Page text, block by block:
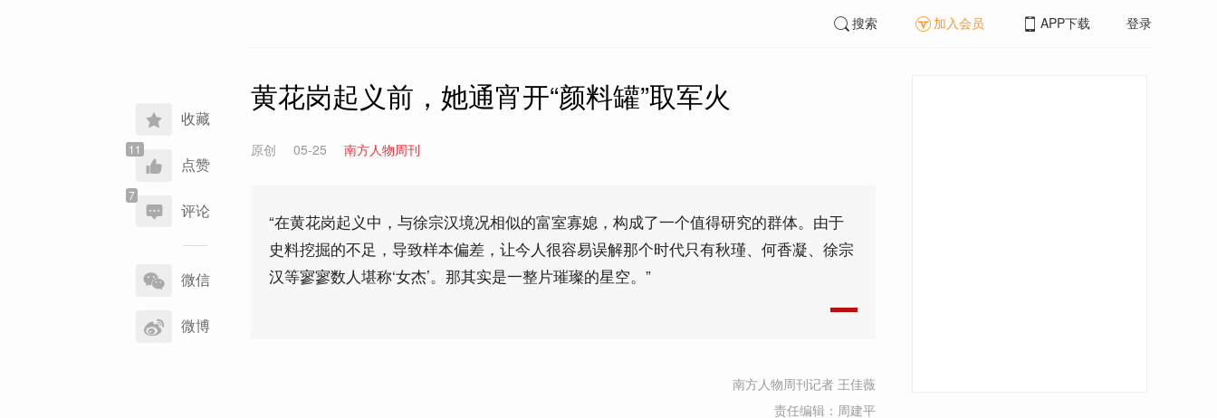
收藏
点赞
评论
享
到
微信
微博
搜索 加入会员 APP下载 登录
黄花岗起义前，她通宵开“颜料罐”取军火
原创 05-25 南方人物周刊
“在黄花岗起义中，与徐宗汉境况相似的富室寡媳，构成了一个值得研究的群体。由于
史料挖掘的不足，导致样本偏差，让今人很容易误解那个时代只有秋瑾、何香凝、徐宗
汉等寥寥数人堪称‘女杰’。那其实是一整片璀璨的星空。”
南方人物周刊记者 王佳薇
责任编辑：周建平